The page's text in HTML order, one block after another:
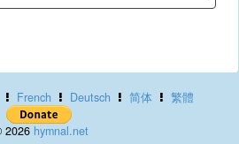
French Deutsch 简体 繁體
2026 hymnal.net